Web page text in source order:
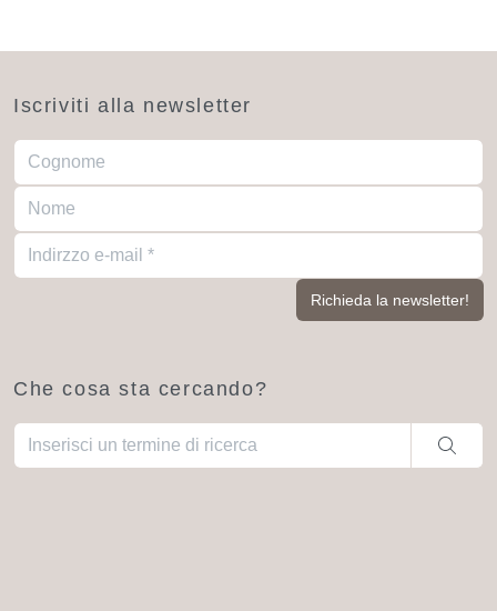
Iscriviti alla newsletter
Che cosa sta cercando?
Una volta che i risultati del completamento automatico